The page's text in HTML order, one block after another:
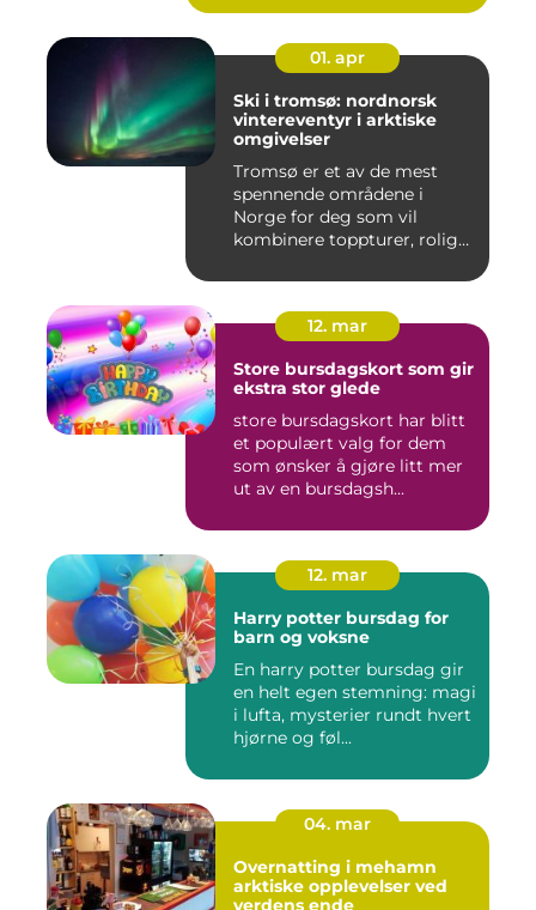
01. apr
Ski i tromsø: nordnorsk
vintereventyr i arktiske
omgivelser
Tromsø er et av de mest
spennende områdene i
Norge for deg som vil
kombinere toppturer, rolig
12. mar
Store bursdagskort som gir
ekstra stor glede
store bursdagskort har blitt
et populært valg for dem
som ønsker å gjøre litt mer
ut av en bursdagsh...
12. mar
Harry potter bursdag for
barn og voksne
En harry potter bursdag gir
en helt egen stemning: magi
i lufta, mysterier rundt hvert
hjørne og føl...
04. mar
Overnatting i mehamn
arktiske opplevelser ved
verdens ende